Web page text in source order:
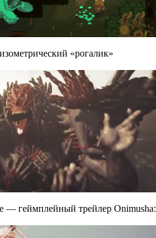
«рогалик»
— геймплейный трейлер Onimusha: